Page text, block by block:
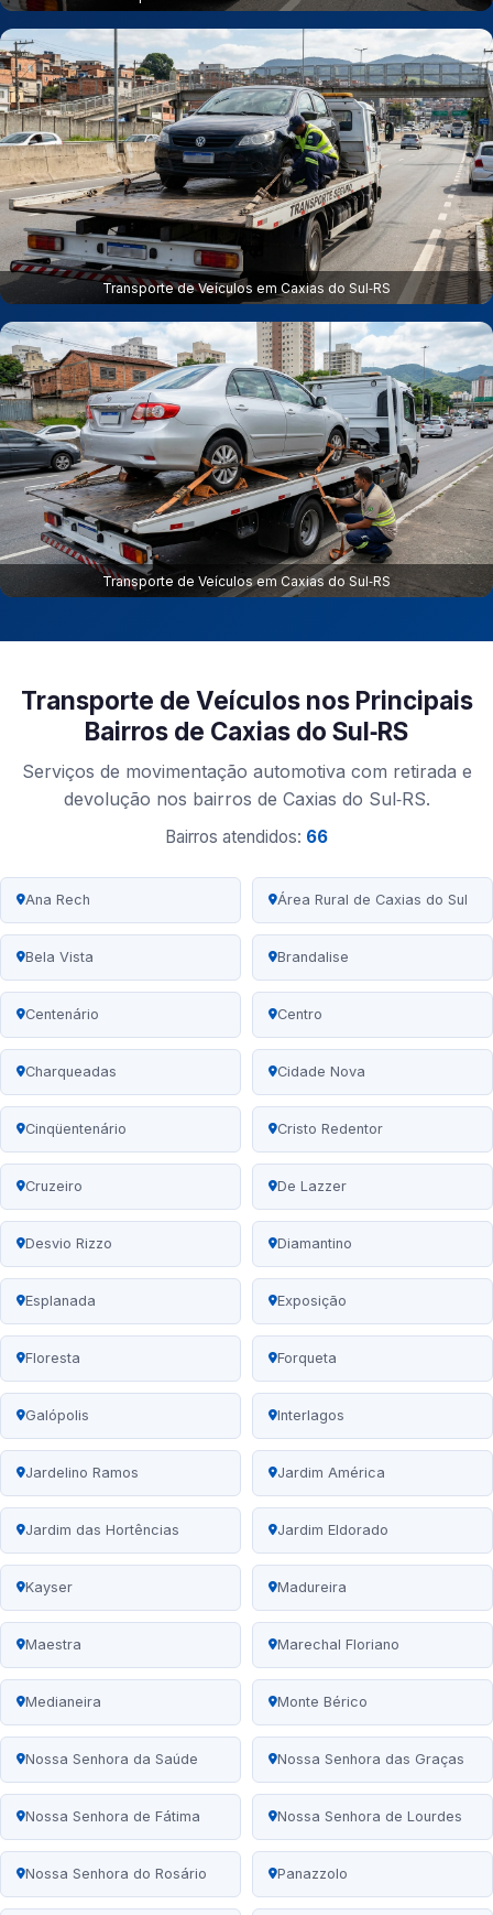
Transporte de Veículos em Caxias do Sul‑RS
Transporte de Veículos em Caxias do Sul‑RS
Transporte de Veículos nos Principais
Bairros de Caxias do Sul‑RS
Serviços de movimentação automotiva com retirada e
devolução nos bairros de Caxias do Sul‑RS.
Bairros atendidos: 66
Ana Rech Área Rural de Caxias do Sul
Bela Vista Brandalise
Centenário Centro
Charqueadas Cidade Nova
Cinqüentenário Cristo Redentor
Cruzeiro De Lazzer
Desvio Rizzo Diamantino
Esplanada Exposição
Floresta Forqueta
Galópolis Interlagos
Jardelino Ramos Jardim América
Jardim das Hortências Jardim Eldorado
Kayser Madureira
Maestra Marechal Floriano
Medianeira Monte Bérico
Nossa Senhora da Saúde Nossa Senhora das Graças
Nossa Senhora de Fátima Nossa Senhora de Lourdes
Nossa Senhora do Rosário Panazzolo